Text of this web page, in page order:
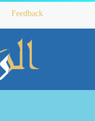
Feedback